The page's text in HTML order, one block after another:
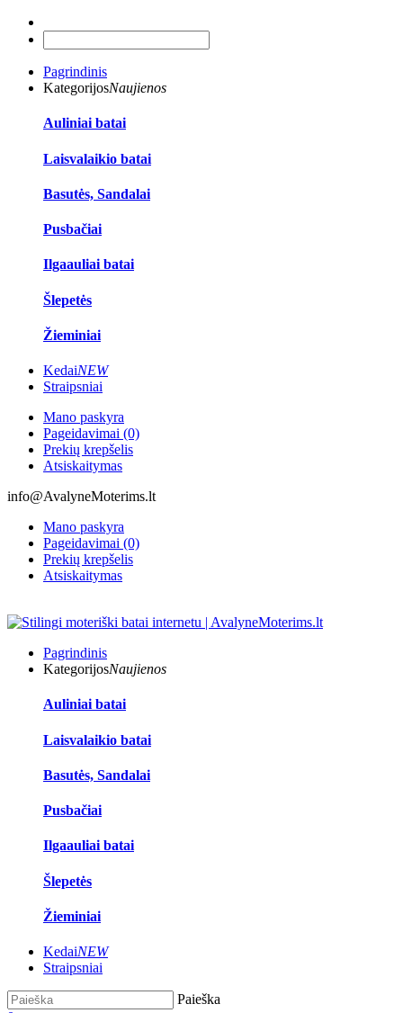
Pagrindinis
KategorijosNaujienos
Auliniai batai
Laisvalaikio batai
Basutės, Sandalai
Pusbačiai
Ilgaauliai batai
Šlepetės
Žieminiai
KedaiNEW
Straipsniai
Mano paskyra
Pageidavimai (0)
Prekių krepšelis
Atsiskaitymas
info@AvalyneMoterims.lt
Mano paskyra
Pageidavimai (0)
Prekių krepšelis
Atsiskaitymas
Pagrindinis
KategorijosNaujienos
Auliniai batai
Laisvalaikio batai
Basutės, Sandalai
Pusbačiai
Ilgaauliai batai
Šlepetės
Žieminiai
KedaiNEW
Straipsniai
Paieška